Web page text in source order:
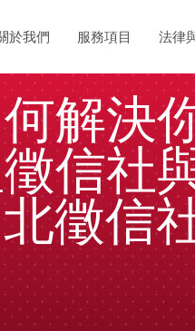
於我們 服務項目 法律
解決
信社
徵信